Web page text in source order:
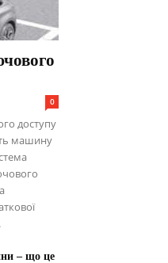
0
доступу
машину
– що це